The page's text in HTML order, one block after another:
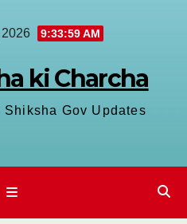
2026 9:34:00 AM
ki Charcha
Gov Updates